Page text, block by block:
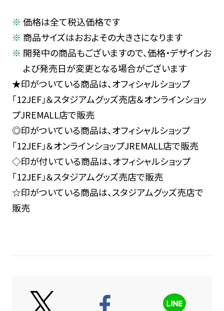
価格は全て税込価格です
商品サイズはおおよその大きさになります
開発中の商品もございますので、価格・デザインお
よび発売日が変更となる場合がございます
★印がついている商品は、オフィシャルショップ
「12JEF」＆スタジアムグッズ売店＆オンラインショッ
プJREMALL店で販売
◎印がついている商品は、オフィシャルショップ
「12JEF」＆オンラインショップJREMALL店で販売
◇印が付いている商品は、オフィシャルショップ
「12JEF」＆スタジアムグッズ売店で販売
☆印がついている商品は、スタジアムグッズ売店で
販売